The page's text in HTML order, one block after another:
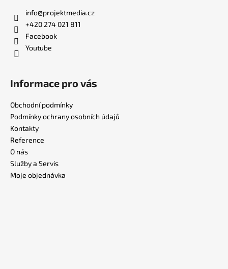
info@projektmedia.cz
+420 274 021 811
Facebook
Youtube
Informace pro vás
Obchodní podmínky
Podmínky ochrany osobních údajů
Kontakty
Reference
O nás
Služby a Servis
Moje objednávka